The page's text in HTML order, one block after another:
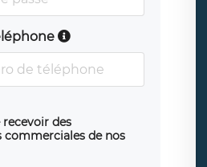
des
commerciales de nos